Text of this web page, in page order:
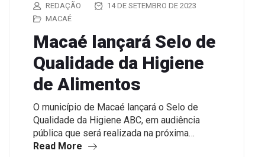
REDAÇÃO
14 DE SETEMBRO DE 2023
MACAÉ
Macaé lançará Selo de
Qualidade da Higiene
de Alimentos
O município de Macaé lançará o Selo de
Qualidade da Higiene ABC, em audiência
pública que será realizada na próxima…
Read More